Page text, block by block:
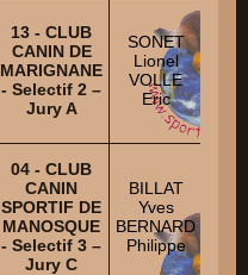
13 - CLUB
CANIN DE
MARIGNANE
- Selectif 2 –
Jury A
SONET
Lionel
VOLLE
Eric
04 - CLUB
CANIN
SPORTIF DE
MANOSQUE
- Selectif 3 –
Jury C
BILLAT
Yves
BERNARD
Philippe